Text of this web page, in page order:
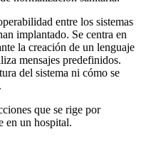
entre los sistemas
implantado. Se centra en
la creación de un lenguaje
mensajes predefinidos.
del sistema ni cómo se
que se rige por
en un hospital.